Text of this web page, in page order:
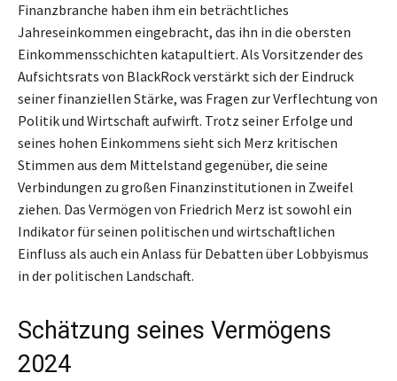
Finanzbranche haben ihm ein beträchtliches
Jahreseinkommen eingebracht, das ihn in die obersten
Einkommensschichten katapultiert. Als Vorsitzender des
Aufsichtsrats von BlackRock verstärkt sich der Eindruck
seiner finanziellen Stärke, was Fragen zur Verflechtung von
Politik und Wirtschaft aufwirft. Trotz seiner Erfolge und
seines hohen Einkommens sieht sich Merz kritischen
Stimmen aus dem Mittelstand gegenüber, die seine
Verbindungen zu großen Finanzinstitutionen in Zweifel
ziehen. Das Vermögen von Friedrich Merz ist sowohl ein
Indikator für seinen politischen und wirtschaftlichen
Einfluss als auch ein Anlass für Debatten über Lobbyismus
in der politischen Landschaft.
Schätzung seines Vermögens
2024